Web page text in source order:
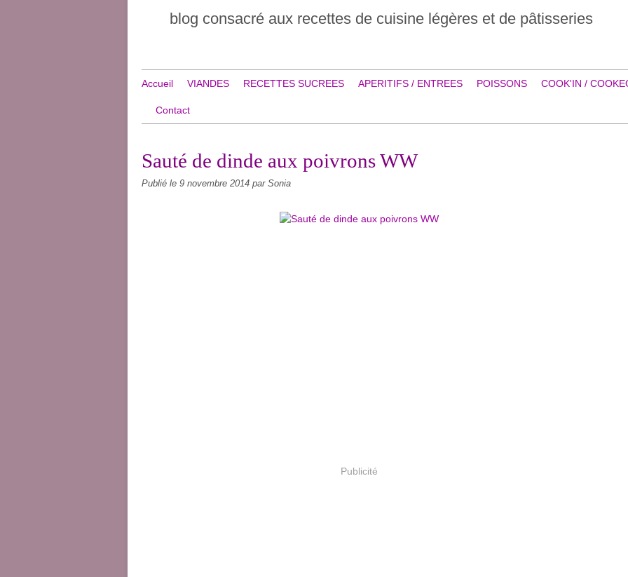
blog consacré aux recettes de cuisine légères et de pâtisseries
Accueil VIANDES RECETTES SUCREES APERITIFS / ENTREES POISSONS COOK'IN /
Contact
Sauté de dinde aux poivrons WW
Publié le 9 novembre 2014 par Sonia
Publicité